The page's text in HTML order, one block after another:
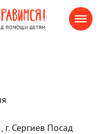
г. Сергиев Посад